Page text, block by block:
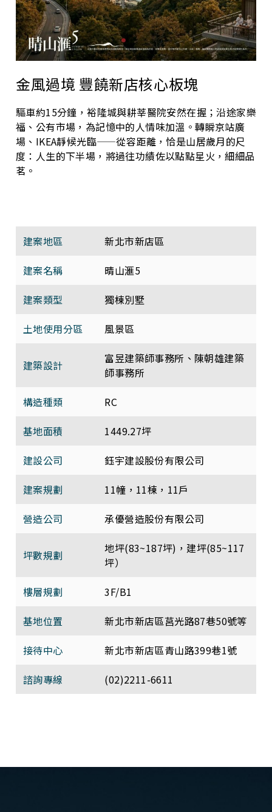
金風過境 豐饒新店核心板塊
驅車約15分鐘，裕隆城與耕莘醫院安然在握；沿途家樂
福、公有市場，為記憶中的人情味加溫。轉瞬京站廣
場、IKEA靜候光臨——從容距離，恰是山居歲月的尺
度：人生的下半場，將過往功績佐以點點星火，細細品
茗。
建案地區
新北市新店區
建案名稱
晴山滙5
建案類型
獨棟別墅
土地使用分區
風景區
建築設計
富昱建築師事務所、陳朝雄建築
師事務所
構造種類
RC
基地面積
1449.27坪
建設公司
鈺宇建設股份有限公司
建案規劃
11幢，11棟，11戶
營造公司
承優營造股份有限公司
坪數規劃
地坪(83~187坪)，建坪(85~117
坪）
樓層規劃
3F/B1
基地位置
新北市新店區莒光路87巷50號等
接待中心
新北市新店區青山路399巷1號
諮詢專線
(02)2211-6611